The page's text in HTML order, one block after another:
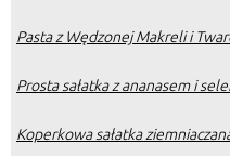
Pasta z Wędzonej Makreli i
Prosta sałatka z ananasem i
Koperkowa sałatka